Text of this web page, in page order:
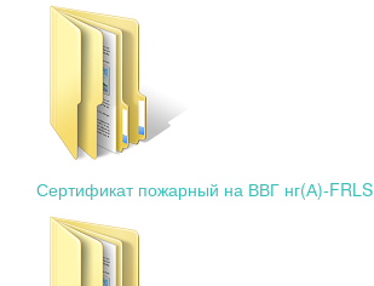
Сертификат пожарный на ВВГ нг(А)-FRLS